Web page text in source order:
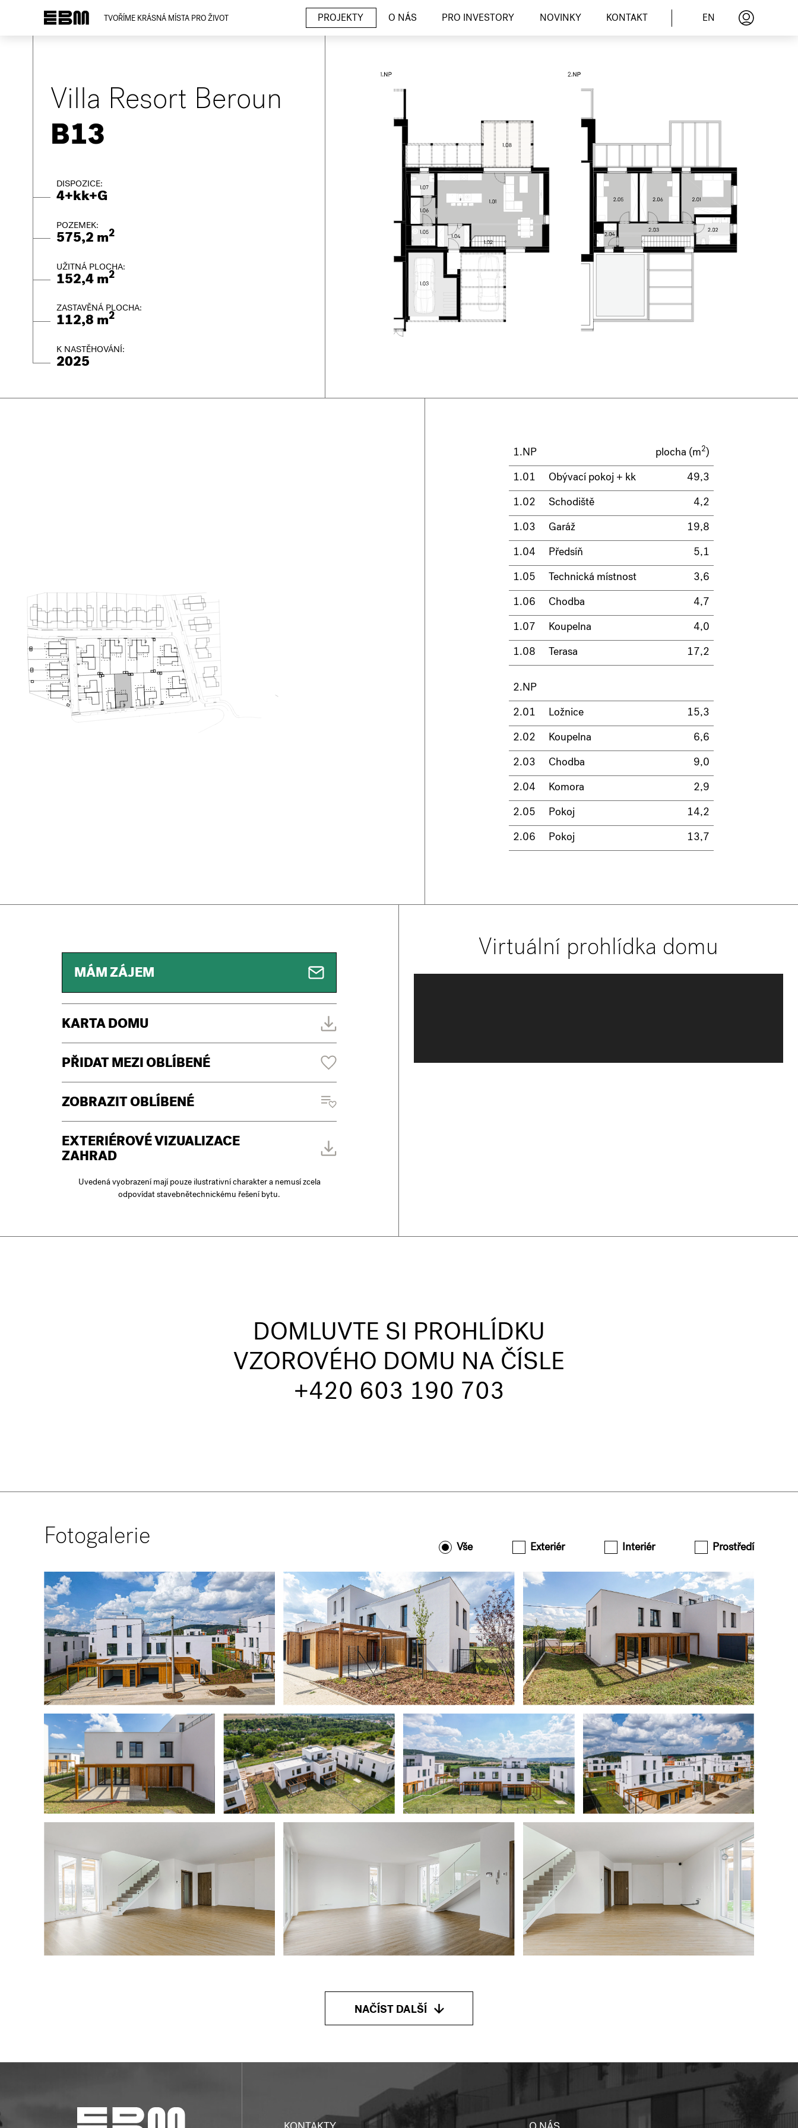
TVOŘÍME KRÁSNÁ MÍSTA PRO ŽIVOT PROJEKTY O NÁS PRO INVESTORY NOVINKY KONTAKT EN
Villa Resort Beroun
B13
DISPOZICE:
4+kk+G
POZEMEK:
575,2 m2
UŽITNÁ PLOCHA:
152,4 m2
ZASTAVĚNÁ PLOCHA:
112,8 m2
K NASTĚHOVÁNÍ:
2025
MÁM ZÁJEM
KARTA DOMU
PŘIDAT MEZI OBLÍBENÉ
ZOBRAZIT OBLÍBENÉ
EXTERIÉROVÉ VIZUALIZACE
ZAHRAD
Uvedená vyobrazení mají pouze ilustrativní charakter a nemusí zcela
odpovídat stavebnětechnickému řešení bytu.
Virtuální prohlídka domu
DOMLUVTE SI PROHLÍDKU
VZOROVÉHO DOMU NA ČÍSLE
+420 603 190 703
Fotogalerie Vše Exteriér Interiér Prostředí
NAČÍST DALŠÍ
1.NP plocha (m2)
1.01 Obývací pokoj + kk 49,3
1.02 Schodiště 4,2
1.03 Garáž 19,8
1.04 Předsíň 5,1
1.05 Technická místnost 3,6
1.06 Chodba 4,7
1.07 Koupelna 4,0
1.08 Terasa 17,2
2.NP
2.01 Ložnice 15,3
2.02 Koupelna 6,6
2.03 Chodba 9,0
2.04 Komora 2,9
2.05 Pokoj 14,2
2.06 Pokoj 13,7